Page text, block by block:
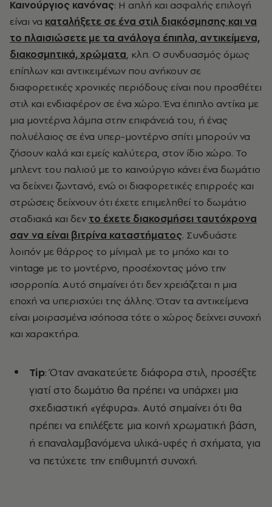
Καινούργιος κανόνας: Η απλή και ασφαλής επιλογή
είναι να καταλήξετε σε ένα στιλ διακόσμησης και να
το πλαισιώσετε με τα ανάλογα έπιπλα, αντικείμενα,
διακοσμητικά, χρώματα, κλπ. Ο συνδυασμός όμως
επίπλων και αντικειμένων που ανήκουν σε
διαφορετικές χρονικές περιόδους είναι που προσθέτει
στιλ και ενδιαφέρον σε ένα χώρο. Ένα έπιπλο αντίκα με
μια μοντέρνα λάμπα στην επιφάνειά του, ή ένας
πολυέλαιος σε ένα υπερ-μοντέρνο σπίτι μπορούν να
ζήσουν καλά και εμείς καλύτερα, στον ίδιο χώρο. Το
μπλεντ του παλιού με το καινούργιο κάνει ένα δωμάτιο
να δείχνει ζωντανό, ενώ οι διαφορετικές επιρροές και
στρώσεις δείχνουν ότι έχετε επιμεληθεί το δωμάτιο
σταδιακά και δεν το έχετε διακοσμήσει ταυτόχρονα
σαν να είναι βιτρίνα καταστήματος. Συνδυάστε
λοιπόν με θάρρος το μίνιμαλ με το μπόχο και το
vintage με το μοντέρνο, προσέχοντας μόνο την
ισορροπία. Αυτό σημαίνει ότι δεν χρειάζεται η μια
εποχή να υπερισχύει της άλλης. Όταν τα αντικείμενα
είναι μοιρασμένα ισόποσα τότε ο χώρος δείχνει συνοχή
και χαρακτήρα.
Tip: Όταν ανακατεύετε διάφορα στιλ, προσέξτε
γιατί στο δωμάτιο θα πρέπει να υπάρχει μια
σχεδιαστική «γέφυρα». Αυτό σημαίνει ότι θα
πρέπει να επιλέξετε μια κοινή χρωματική βάση,
ή επαναλαμβανόμενα υλικά-υφές ή σχήματα, για
να πετύχετε την επιθυμητή συνοχή.